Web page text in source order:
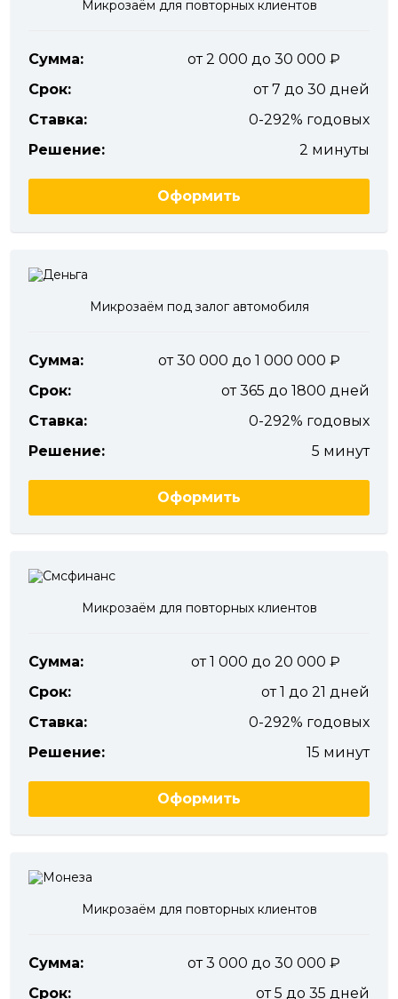
Микрозаём для повторных клиентов
Сумма:
от 2 000 до 30 000
Срок:
от 7 до 30 дней
Ставка:
0-292% годовых
Решение:
2 минуты
Оформить
Микрозаём под залог автомобиля
Сумма:
от 30 000 до 1 000 000
Срок:
от 365 до 1800 дней
Ставка:
0-292% годовых
Решение:
5 минут
Оформить
Микрозаём для повторных клиентов
Сумма:
от 1 000 до 20 000
Срок:
от 1 до 21 дней
Ставка:
0-292% годовых
Решение:
15 минут
Оформить
Микрозаём для повторных клиентов
Сумма:
от 3 000 до 30 000
Срок:
от 5 до 35 дней